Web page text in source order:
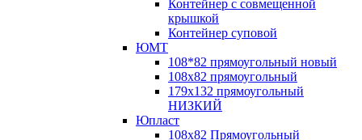
Контейнер с совмещенной
крышкой
Контейнер суповой
ЮМТ
108*82 прямоугольный новый
108х82 прямоугольный
179х132 прямоугольный
НИЗКИЙ
Юпласт
108х82 Прямоугольный